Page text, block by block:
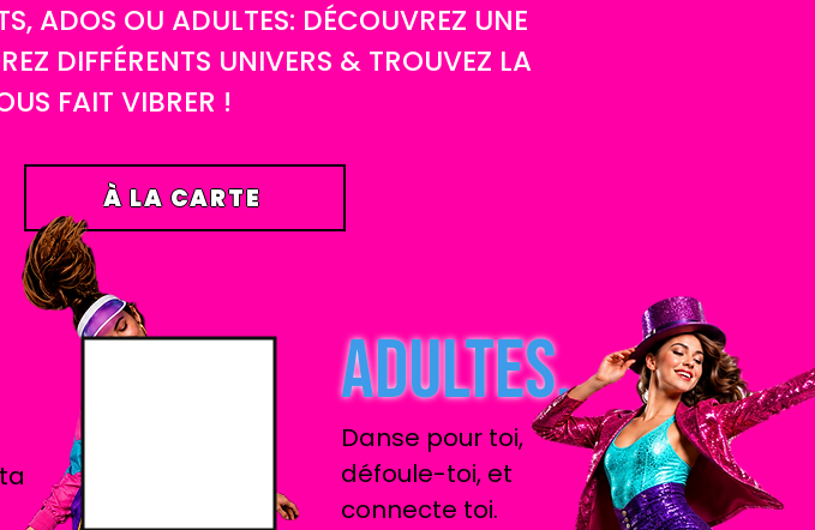
ADOS OU ADULTES: DÉCOUVREZ UNE
DIFFÉRENTS UNIVERS & TROUVEZ LA
FAIT VIBRER !
À LA CARTE
ADULTES.
Danse pour toi,
défoule-toi, et
connecte toi.